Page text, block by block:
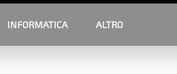
INFORMATICA ALTRO